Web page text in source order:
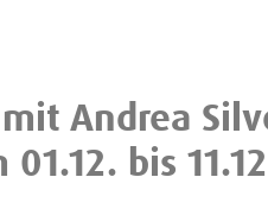
Andrea
bis